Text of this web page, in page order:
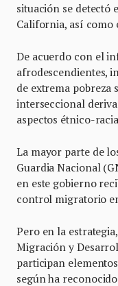
situación se detectó
California, así como
De acuerdo con el
afrodescendientes,
de extrema
interseccional
aspectos étnico-
La mayor parte de
Guardia Nacional
en este gobierno
control migratorio
Pero en la
Migración y
participan
según ha